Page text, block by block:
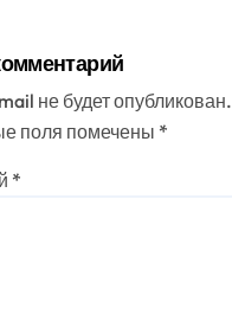
не будет опубликован.
поля помечены *
*